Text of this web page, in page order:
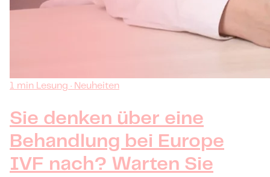
1 min Lesung · Neuheiten
Sie denken über eine
Behandlung bei Europe
IVF nach? Warten Sie